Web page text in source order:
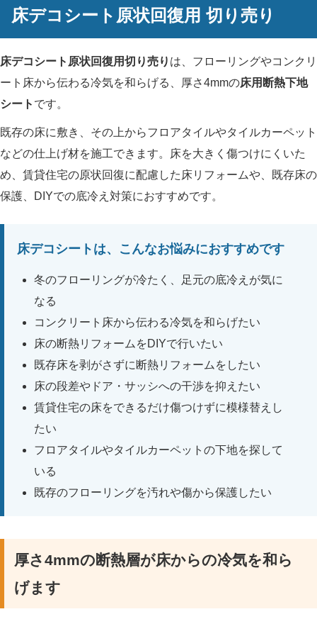
床デコシート原状回復用 切り売り
床デコシート原状回復用切り売り は、フローリングやコンクリ
ート床から伝わる冷気を和らげる、厚さ4mmの床用断熱下地
シート です。
既存の床に敷き、その上からフロアタイルやタイルカーペット
などの仕上げ材を施工できます。床を大きく傷つけにくいた
め、賃貸住宅の原状回復に配慮した床リフォームや、既存床の
保護、DIYでの底冷え対策におすすめです。
床デコシートは、こんなお悩みにおすすめです
冬のフローリングが冷たく、足元の底冷えが気に
なる
コンクリート床から伝わる冷気を和らげたい
床の断熱リフォームをDIYで行いたい
既存床を剥がさずに断熱リフォームをしたい
床の段差やドア・サッシへの干渉を抑えたい
賃貸住宅の床をできるだけ傷つけずに模様替えし
たい
フロアタイルやタイルカーペットの下地を探して
いる
既存のフローリングを汚れや傷から保護したい
厚さ4mmの断熱層が床からの冷気を和ら
げます